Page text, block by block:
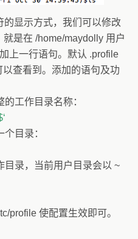
显示方式，我们可以修改
是在 /home/maydolly 用户
上一行语句。默认 .profile
查看到。添加的语句及功
工作目录名称：
目录：
目录，当前用户目录会以 ~
profile 使配置生效即可。